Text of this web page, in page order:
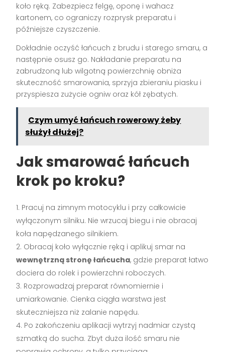
koło ręką. Zabezpiecz felgę, oponę i wahacz
kartonem, co ograniczy rozprysk preparatu i
późniejsze czyszczenie.
Dokładnie oczyść łańcuch z brudu i starego smaru, a
następnie osusz go. Nakładanie preparatu na
zabrudzoną lub wilgotną powierzchnię obniża
skuteczność smarowania, sprzyja zbieraniu piasku i
przyspiesza zużycie ogniw oraz kół zębatych.
Czym umyć łańcuch rowerowy żeby
służył dłużej?
Jak smarować łańcuch
krok po kroku?
Pracuj na zimnym motocyklu i przy całkowicie
wyłączonym silniku. Nie wrzucaj biegu i nie obracaj
koła napędzanego silnikiem.
Obracaj koło wyłącznie ręką i aplikuj smar na
wewnętrzną stronę łańcucha, gdzie preparat łatwo
dociera do rolek i powierzchni roboczych.
Rozprowadzaj preparat równomiernie i
umiarkowanie. Cienka ciągła warstwa jest
skuteczniejsza niż zalanie napędu.
Po zakończeniu aplikacji wytrzyj nadmiar czystą
szmatką do sucha. Zbyt duża ilość smaru nie